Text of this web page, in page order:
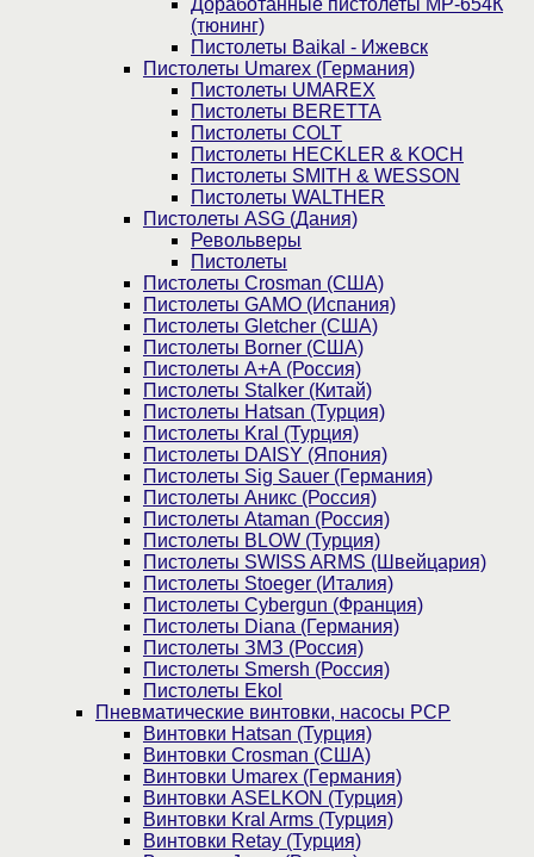
Доработанные пистолеты МР-654К
(тюнинг)
Пистолеты Baikal - Ижевск
Пистолеты Umarex (Германия)
Пистолеты UMAREX
Пистолеты BERETTA
Пистолеты COLT
Пистолеты HECKLER & KOCH
Пистолеты SMITH & WESSON
Пистолеты WALTHER
Пистолеты ASG (Дания)
Револьверы
Пистолеты
Пистолеты Crosman (США)
Пистолеты GAMO (Испания)
Пистолеты Gletcher (США)
Пистолеты Borner (США)
Пистолеты А+А (Россия)
Пистолеты Stalker (Китай)
Пистолеты Hatsan (Турция)
Пистолеты Kral (Турция)
Пистолеты DAISY (Япония)
Пистолеты Sig Sauer (Германия)
Пистолеты Аникс (Россия)
Пистолеты Ataman (Россия)
Пистолеты BLOW (Турция)
Пистолеты SWISS ARMS (Швейцария)
Пистолеты Stoeger (Италия)
Пистолеты Cybergun (Франция)
Пистолеты Diana (Германия)
Пистолеты ЗМЗ (Россия)
Пистолеты Smersh (Россия)
Пистолеты Ekol
Пневматические винтовки, насосы PCP
Винтовки Hatsan (Турция)
Винтовки Crosman (США)
Винтовки Umarex (Германия)
Винтовки ASELKON (Турция)
Винтовки Kral Arms (Турция)
Винтовки Retay (Турция)